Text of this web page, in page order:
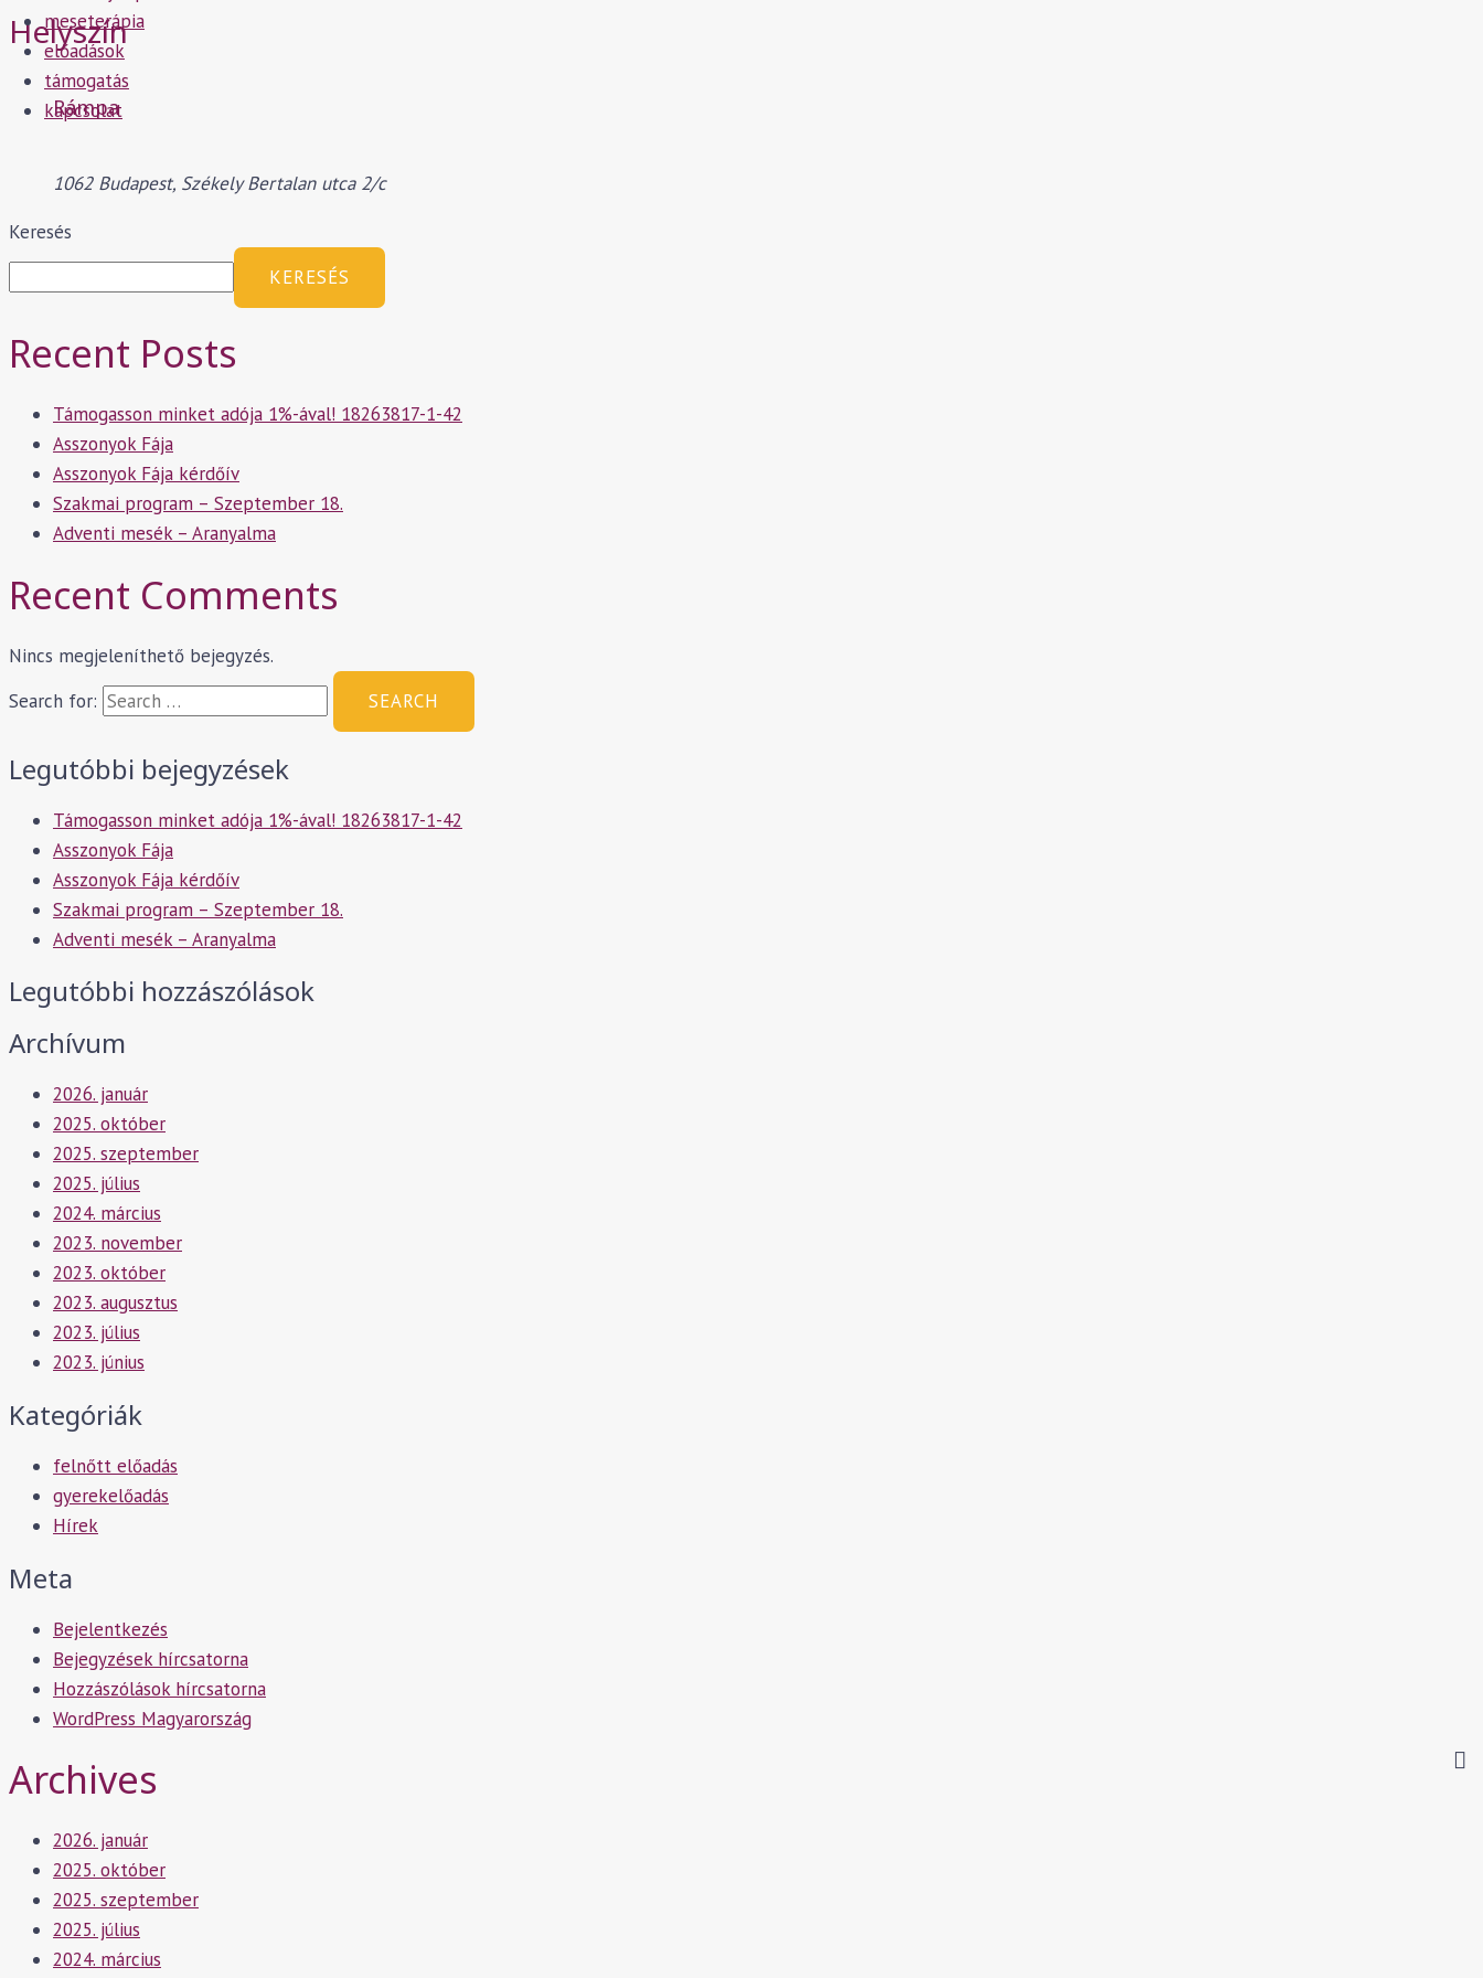
meseterápia
előadások
támogatás
kapcsolat
Helyszín
Rámpa
1062 Budapest, Székely Bertalan utca 2/c
Keresés
KERESÉS
Recent Posts
Támogasson minket adója 1%-ával! 18263817-1-42
Asszonyok Fája
Asszonyok Fája kérdőív
Szakmai program – Szeptember 18.
Adventi mesék – Aranyalma
Recent Comments
Nincs megjeleníthető bejegyzés.
Search for:
Legutóbbi bejegyzések
Támogasson minket adója 1%-ával! 18263817-1-42
Asszonyok Fája
Asszonyok Fája kérdőív
Szakmai program – Szeptember 18.
Adventi mesék – Aranyalma
Legutóbbi hozzászólások
Archívum
2026. január
2025. október
2025. szeptember
2025. július
2024. március
2023. november
2023. október
2023. augusztus
2023. július
2023. június
Kategóriák
felnőtt előadás
gyerekelőadás
Hírek
Meta
Bejelentkezés
Bejegyzések hírcsatorna
Hozzászólások hírcsatorna
WordPress Magyarország
Archives
2026. január
2025. október
2025. szeptember
2025. július
2024. március